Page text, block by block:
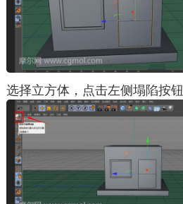
选择立方体，点击左侧塌陷按钮